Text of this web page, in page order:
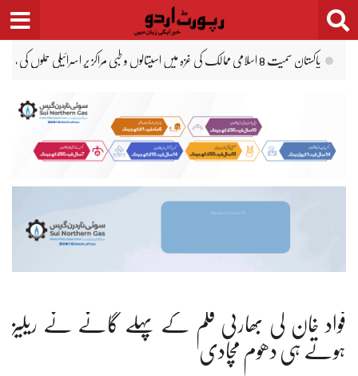
Skip
to
وزیراعظم شہباز شریف سے چینی سفیر کی ملاقات، صدر شی جن پنگ کا خط پیش
فواد خان کی بھارتی فلم کے پہلے گانے نے ریلیز
ہوتے ہی دھوم مچادی